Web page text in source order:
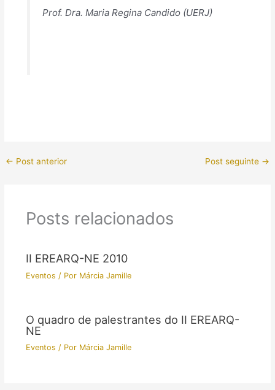
Prof. Dra. Maria Regina Candido (UERJ)
← Post anterior Post seguinte →
Posts relacionados
II EREARQ-NE 2010
Eventos / Por Márcia Jamille
O quadro de palestrantes do II EREARQ-
NE
Eventos / Por Márcia Jamille